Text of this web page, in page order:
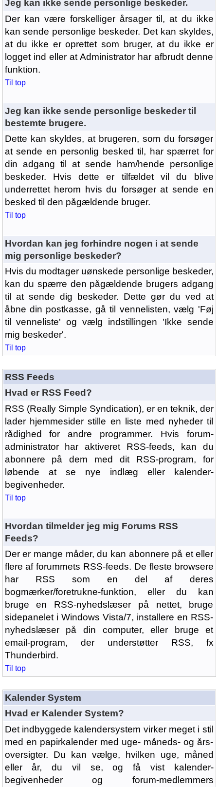
Jeg kan ikke sende personlige beskeder.
Der kan være forskelliger årsager til, at du ikke
kan sende personlige beskeder. Det kan skyldes,
at du ikke er oprettet som bruger, at du ikke er
logget ind eller at Administrator har afbrudt denne
funktion.
Til top
Jeg kan ikke sende personlige beskeder til
bestemte brugere.
Dette kan skyldes, at brugeren, som du forsøger
at sende en personlig besked til, har spærret for
din adgang til at sende ham/hende personlige
beskeder. Hvis dette er tilfældet vil du blive
underrettet herom hvis du forsøger at sende en
besked til den pågældende bruger.
Til top
Hvordan kan jeg forhindre nogen i at sende
mig personlige beskeder?
Hvis du modtager uønskede personlige beskeder,
kan du spærre den pågældende brugers adgang
til at sende dig beskeder. Dette gør du ved at
åbne din postkasse, gå til vennelisten, vælg 'Føj
til venneliste' og vælg indstillingen 'Ikke sende
mig beskeder'.
Til top
RSS Feeds
Hvad er RSS Feed?
RSS (Really Simple Syndication), er en teknik, der
lader hjemmesider stille en liste med nyheder til
rådighed for andre programmer. Hvis forum-
administrator har aktiveret RSS-feeds, kan du
abonnere på dem med dit RSS-program, for
løbende at se nye indlæg eller kalender-
begivenheder.
Til top
Hvordan tilmelder jeg mig Forums RSS
Feeds?
Der er mange måder, du kan abonnere på et eller
flere af forummets RSS-feeds. De fleste browsere
har RSS som en del af deres
bogmærker/foretrukne-funktion, eller du kan
bruge en RSS-nyhedslæser på nettet, bruge
sidepanelet i Windows Vista/7, installere en RSS-
nyhedslæser på din computer, eller bruge et
email-program, der understøtter RSS, fx
Thunderbird.
Til top
Kalender System
Hvad er Kalender System?
Det indbyggede kalendersystem virker meget i stil
med en papirkalender med uge- måneds- og års-
oversigter. Du kan vælge, hvilken uge, måned
eller år, du vil se, og få vist kalender-
begivenheder og forum-medlemmers